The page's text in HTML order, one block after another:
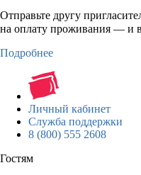
Отправьте другу
на оплату проживания — и
Подробнее
Личный кабинет
Служба поддержки
8 (800) 555 2608
Гостям